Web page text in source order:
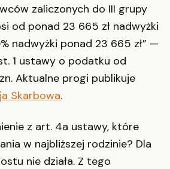
zaliczonych do III grupy
od ponad 23 665 zł nadwyżki
nadwyżki ponad 23 665 zł” —
1 ustawy o podatku od
Aktualne progi publikuje
Skarbowa.
z art. 4a ustawy, które
w najbliższej rodzinie? Dla
nie działa. Z tego